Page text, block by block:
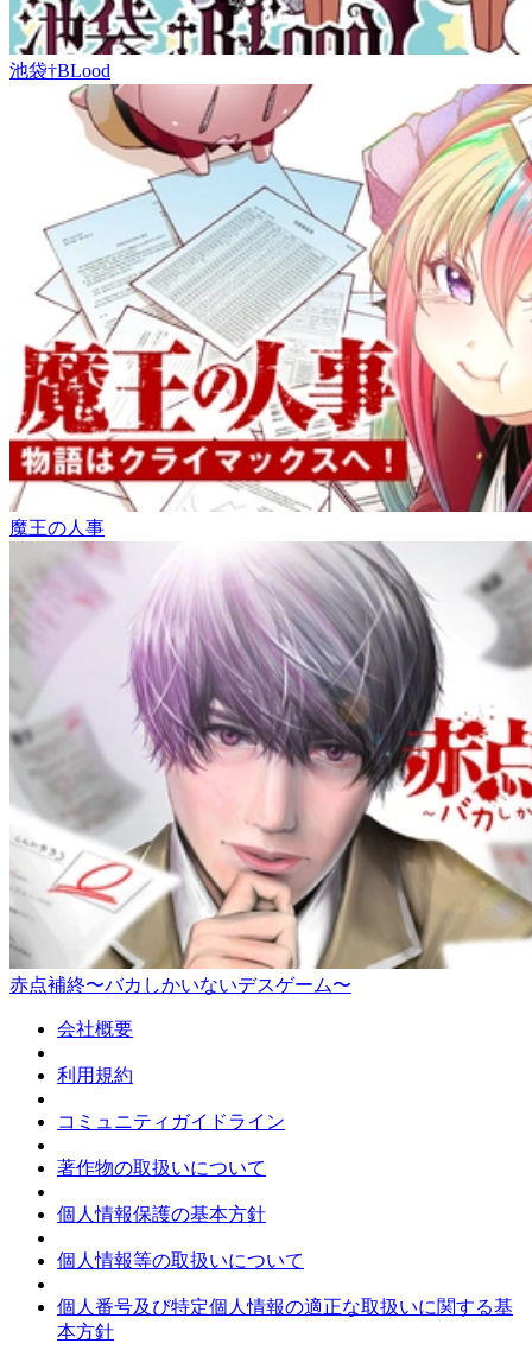
池袋†BLood
魔王の人事
赤点補終〜バカしかいないデスゲーム〜
会社概要
利用規約
コミュニティガイドライン
著作物の取扱いについて
個人情報保護の基本方針
個人情報等の取扱いについて
個人番号及び特定個人情報の適正な取扱いに関する基
本方針